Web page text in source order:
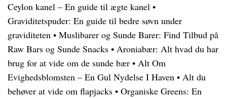
Ceylon kanel – En guide til ægte kanel •
Graviditetspuder: En guide til bedre søvn under
graviditeten • Muslibarer og Sunde Barer: Find Tilbud på
Raw Bars og Sunde Snacks • Aroniabær: Alt hvad du har
brug for at vide om de sunde bær • Alt Om
Evighedsblomsten – En Gul Nydelse I Haven • Alt du
behøver at vide om flapjacks • Organiske Greens: En